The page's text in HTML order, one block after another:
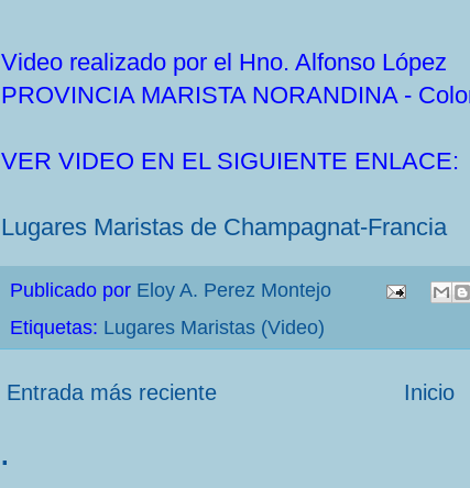
Video realizado por el Hno. Alfonso López
PROVINCIA MARISTA NORANDINA -
VER VIDEO EN EL SIGUIENTE ENLACE:
Lugares Maristas de Champagnat-Francia
Publicado por Eloy A. Perez Montejo
Etiquetas: Lugares Maristas (Video)
Entrada más reciente Inicio
.